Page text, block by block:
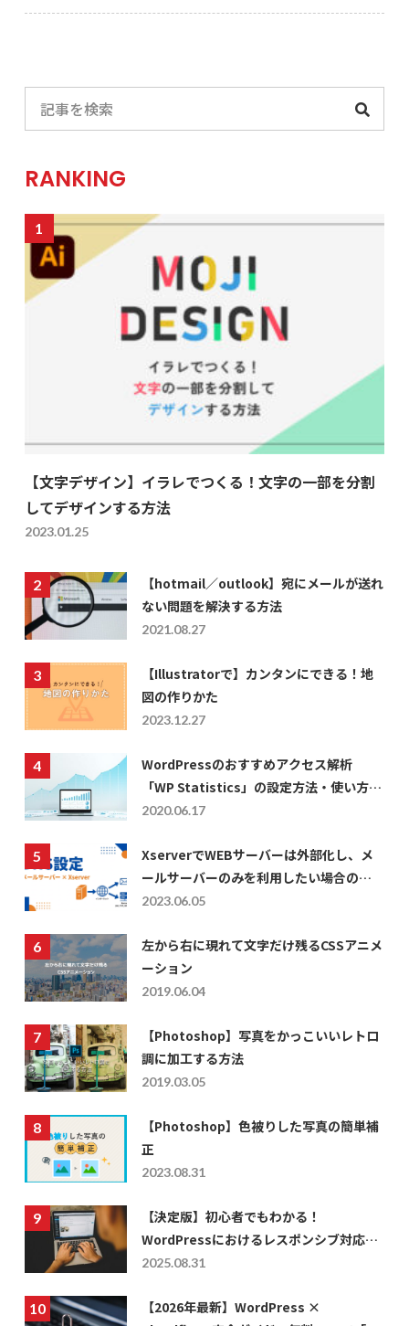
RANKING
【文字デザイン】イラレでつくる！文字の一部を分割
してデザインする方法
2023.01.25
【hotmail／outlook】宛にメールが送れ
ない問題を解決する方法
2021.08.27
【Illustratorで】カンタンにできる！地
図の作りかた
2023.12.27
WordPressのおすすめアクセス解析
「WP Statistics」の設定方法・使い方に
ついて
2020.06.17
XserverでWEBサーバーは外部化し、メ
ールサーバーのみを利用したい場合の
DNS設定
2023.06.05
左から右に現れて文字だけ残るCSSアニメ
ーション
2019.06.04
【Photoshop】写真をかっこいいレトロ
調に加工する方法
2019.03.05
【Photoshop】色被りした写真の簡単補
正
2023.08.31
【決定版】初心者でもわかる！
WordPressにおけるレスポンシブ対応の
仕方を徹底解説
2025.08.31
【2026年最新】WordPress ×